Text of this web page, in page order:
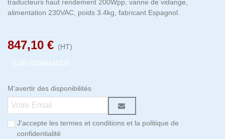
traducteurs haut rendement 200Wpp, vanne de vidange,
alimentation 230VAC, poids 3.4kg, fabricant Espagnol.
847,10 € (HT)
SUR COMMANDE
M'avertir des disponibilités
J'accepte les termes et conditions et la politique de
confidentialité